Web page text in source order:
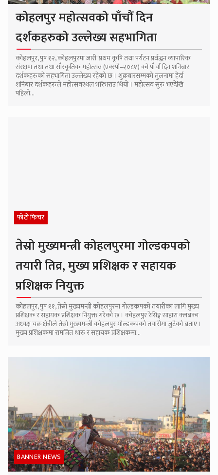
कोहलपुर महोत्सवको पाँचौं दिन
दर्शकहरुको उल्लेख्य सहभागिता
कोहलपुर, पुष १२, कोहलपुरमा जारी ‘प्रथम कृषि तथा पर्यटन प्रर्वद्धन व्यापारिक
संरक्षण तथा तथा साँस्कृतिक महोत्सव (एक्स्पो–२०८१) को पाँचौं दिन शनिबार
दर्शकहरुको सहभागिता उल्लेख्य रहेको छ । शुक्रबारसम्मको तुलनामा हेर्दा
शनिबार दर्शकहरुले महोत्सवस्थल भरिभराउ थियो । महोत्सव सुरु भएदेखि
पहिलो...
फोटो फिचर
तेस्रो मुख्यमन्त्री कोहलपुरमा गोल्डकपको
तयारी तिव्र, मुख्य प्रशिक्षक र सहायक
प्रशिक्षक नियुक्त
कोहलपुर, पुष ११, तेस्रो मुख्यमन्त्री कोहलपुरमा गोल्डकपको तयारीका लागि मुख्य
प्रशिक्षक र सहायक प्रशिक्षक नियुक्त गरेको छ । कोहलपुर रेसिङ्ग साहारा क्लबका
अध्यक्ष चक्र क्षेत्रीले तेस्रो मुख्यमन्त्री कोहलपुर गोल्डकपको तयारीमा जुटेको बताए ।
मुख्य प्रशिक्षकमा रामजित थारु र सहायक प्रशिक्षकमा...
BANNER NEWS